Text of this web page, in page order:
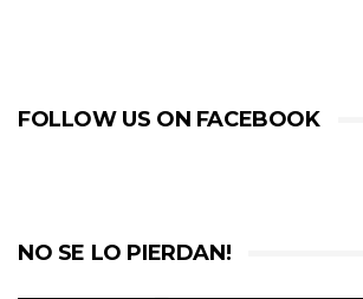
FOLLOW US ON FACEBOOK
NO SE LO PIERDAN!